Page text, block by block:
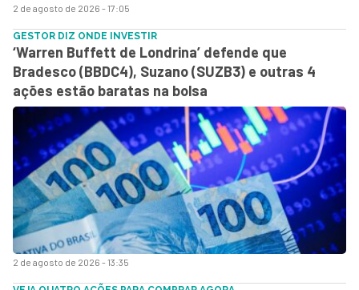
2 de agosto de 2026 - 17:05
2 de agosto de 2026 - 13:35
GESTOR DIZ ONDE INVESTIR
‘Warren Buffett de Londrina’ defende que
Bradesco (BBDC4), Suzano (SUZB3) e outras 4
ações estão baratas na bolsa